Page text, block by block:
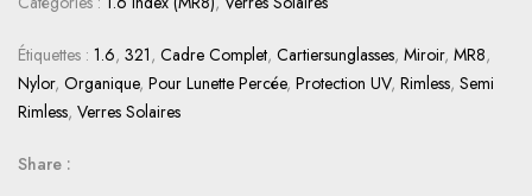
Étiquettes : 1.6, 321, Cadre Complet, Cartiersunglasses, Miroir, MR8,
Nylor, Organique, Pour Lunette Percée, Protection UV, Rimless, Semi
Rimless, Verres Solaires
Share :